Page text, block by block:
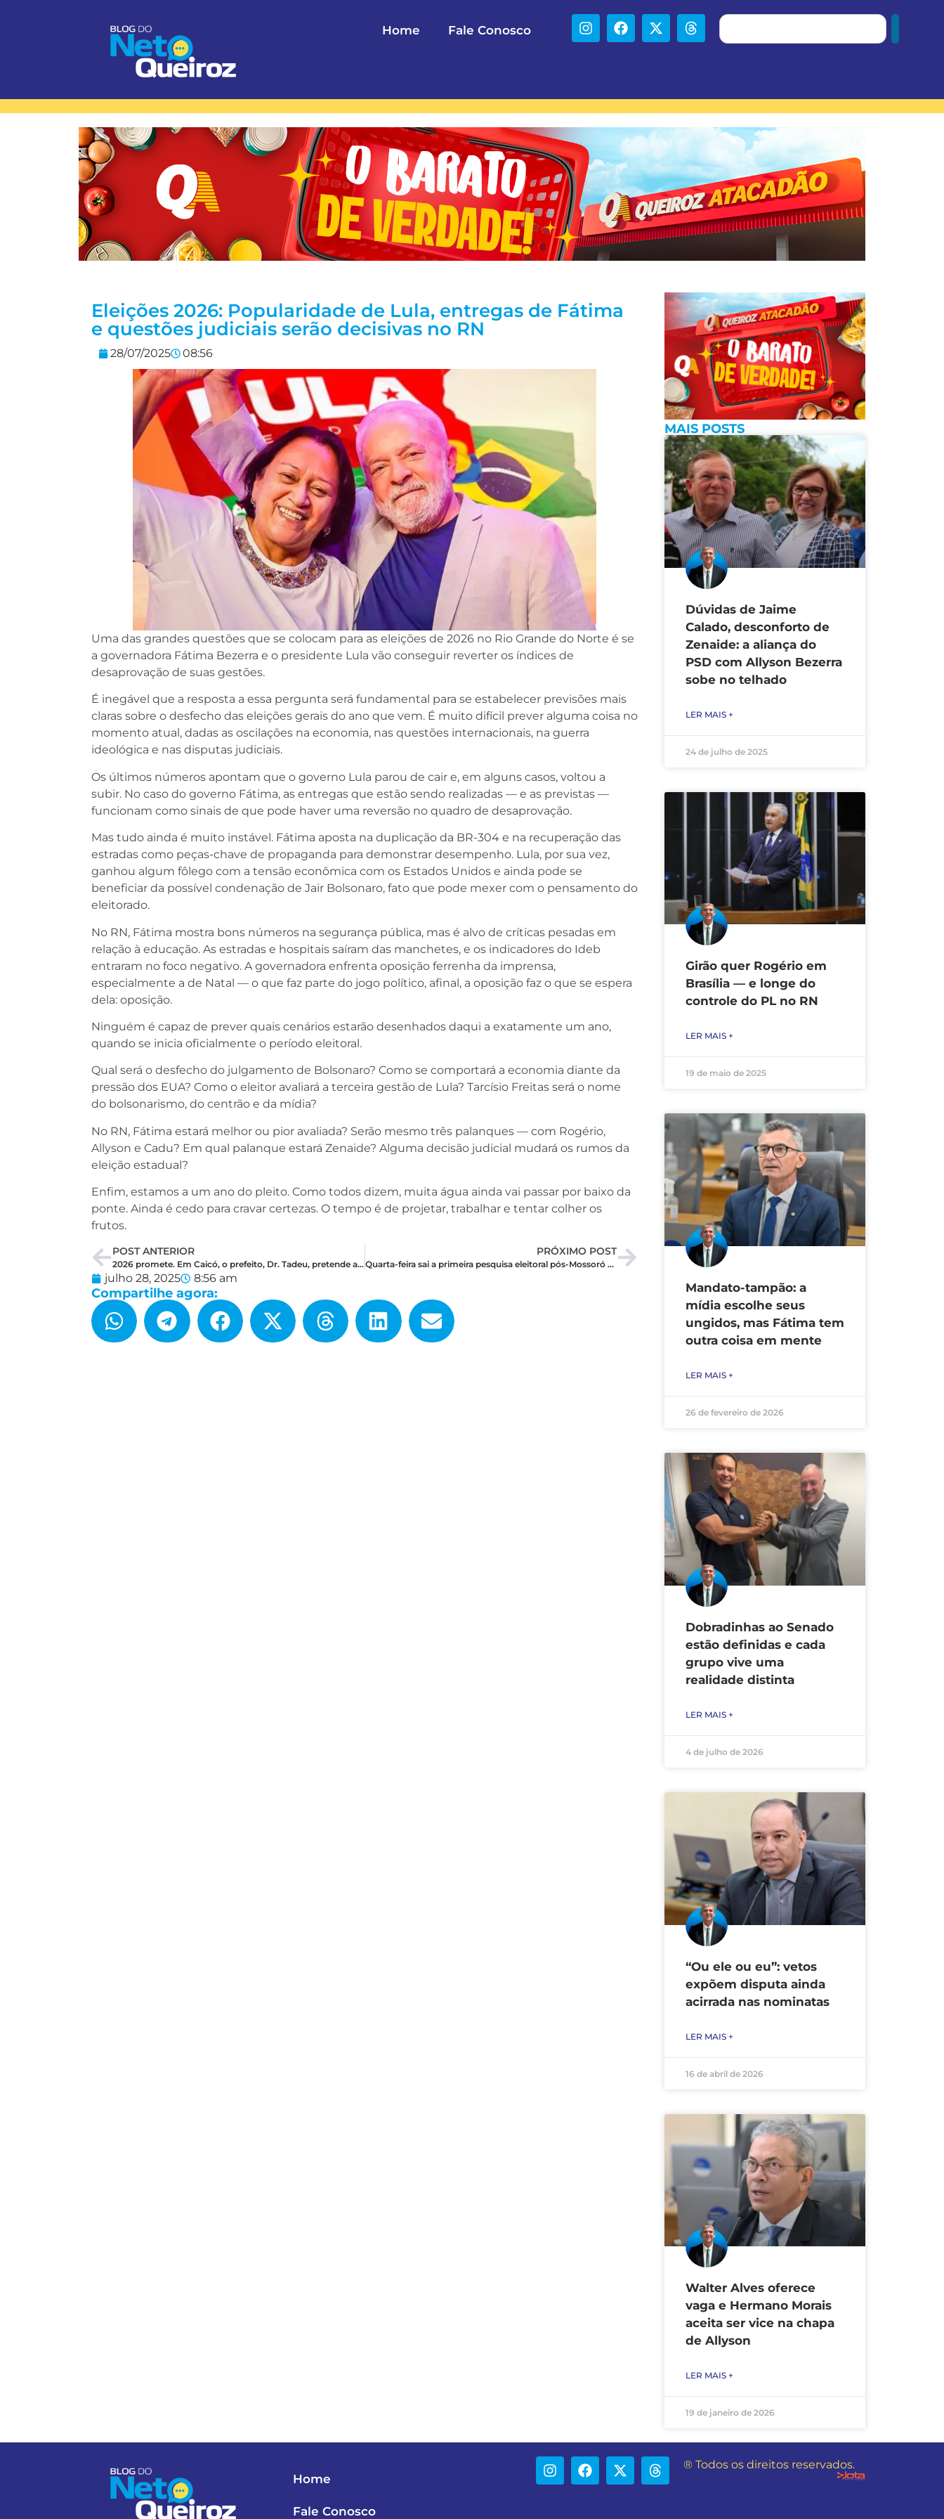
Home Fale Conosco
Eleições 2026: Popularidade de Lula, entregas de Fátima
e questões judiciais serão decisivas no RN
28/07/2025 08:56
Uma das grandes questões que se colocam para as eleições de 2026 no Rio Grande do Norte é se
a governadora Fátima Bezerra e o presidente Lula vão conseguir reverter os índices de
desaprovação de suas gestões.
É inegável que a resposta a essa pergunta será fundamental para se estabelecer previsões mais
claras sobre o desfecho das eleições gerais do ano que vem. É muito difícil prever alguma coisa no
momento atual, dadas as oscilações na economia, nas questões internacionais, na guerra
ideológica e nas disputas judiciais.
Os últimos números apontam que o governo Lula parou de cair e, em alguns casos, voltou a
subir. No caso do governo Fátima, as entregas que estão sendo realizadas — e as previstas —
funcionam como sinais de que pode haver uma reversão no quadro de desaprovação.
Mas tudo ainda é muito instável. Fátima aposta na duplicação da BR-304 e na recuperação das
estradas como peças-chave de propaganda para demonstrar desempenho. Lula, por sua vez,
ganhou algum fôlego com a tensão econômica com os Estados Unidos e ainda pode se
beneficiar da possível condenação de Jair Bolsonaro, fato que pode mexer com o pensamento do
eleitorado.
No RN, Fátima mostra bons números na segurança pública, mas é alvo de críticas pesadas em
relação à educação. As estradas e hospitais saíram das manchetes, e os indicadores do Ideb
entraram no foco negativo. A governadora enfrenta oposição ferrenha da imprensa,
especialmente a de Natal — o que faz parte do jogo político, afinal, a oposição faz o que se espera
dela: oposição.
Ninguém é capaz de prever quais cenários estarão desenhados daqui a exatamente um ano,
quando se inicia oficialmente o período eleitoral.
Qual será o desfecho do julgamento de Bolsonaro? Como se comportará a economia diante da
pressão dos EUA? Como o eleitor avaliará a terceira gestão de Lula? Tarcísio Freitas será o nome
do bolsonarismo, do centrão e da mídia?
No RN, Fátima estará melhor ou pior avaliada? Serão mesmo três palanques — com Rogério,
Allyson e Cadu? Em qual palanque estará Zenaide? Alguma decisão judicial mudará os rumos da
eleição estadual?
Enfim, estamos a um ano do pleito. Como todos dizem, muita água ainda vai passar por baixo da
ponte. Ainda é cedo para cravar certezas. O tempo é de projetar, trabalhar e tentar colher os
frutos.
POST ANTERIOR
2026 promete. Em Caicó, o prefeito, Dr. Tadeu, pretende apoiar um nome em cada palanque
PRÓXIMO POST
Quarta-feira sai a primeira pesquisa eleitoral pós-Mossoró Cidade Junina
julho 28, 2025 8:56 am
Compartilhe agora:
MAIS POSTS
Dúvidas de Jaime
Calado, desconforto de
Zenaide: a aliança do
PSD com Allyson Bezerra
sobe no telhado
LER MAIS +
24 de julho de 2025
Girão quer Rogério em
Brasília — e longe do
controle do PL no RN
LER MAIS +
19 de maio de 2025
Mandato-tampão: a
mídia escolhe seus
ungidos, mas Fátima tem
outra coisa em mente
LER MAIS +
26 de fevereiro de 2026
Dobradinhas ao Senado
estão definidas e cada
grupo vive uma
realidade distinta
LER MAIS +
4 de julho de 2026
“Ou ele ou eu”: vetos
expõem disputa ainda
acirrada nas nominatas
LER MAIS +
16 de abril de 2026
Walter Alves oferece
vaga e Hermano Morais
aceita ser vice na chapa
de Allyson
LER MAIS +
19 de janeiro de 2026
Home
Fale Conosco
® Todos os direitos reservados.